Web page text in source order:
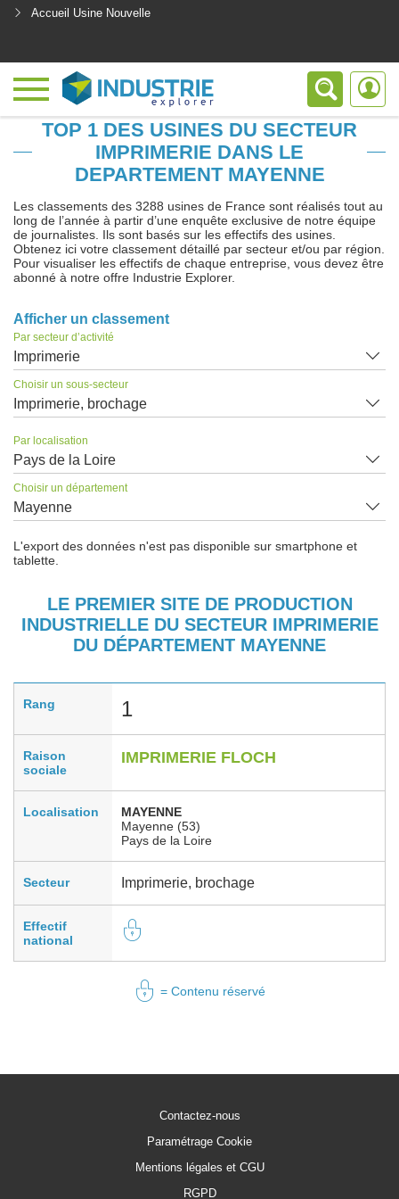
Accueil Usine Nouvelle
TOP 1 DES USINES DU SECTEUR
IMPRIMERIE DANS LE
DEPARTEMENT MAYENNE
Les classements des 3288 usines de France sont réalisés tout au
long de l’année à partir d’une enquête exclusive de notre équipe
de journalistes. Ils sont basés sur les effectifs des usines.
Obtenez ici votre classement détaillé par secteur et/ou par région.
Pour visualiser les effectifs de chaque entreprise, vous devez être
abonné à notre offre Industrie Explorer.
Afficher un classement
Par secteur d’activité
Imprimerie
Choisir un sous-secteur
Imprimerie, brochage
Par localisation
Pays de la Loire
Choisir un département
Mayenne
L'export des données n'est pas disponible sur smartphone et
tablette.
LE PREMIER SITE DE PRODUCTION
INDUSTRIELLE DU SECTEUR IMPRIMERIE
DU DÉPARTEMENT MAYENNE
Rang 1
Raison
sociale
IMPRIMERIE FLOCH
Localisation
MAYENNE
Mayenne (53)
Pays de la Loire
Secteur Imprimerie, brochage
Effectif
national
= Contenu réservé
Contactez-nous
Paramétrage Cookie
Mentions légales et CGU
RGPD